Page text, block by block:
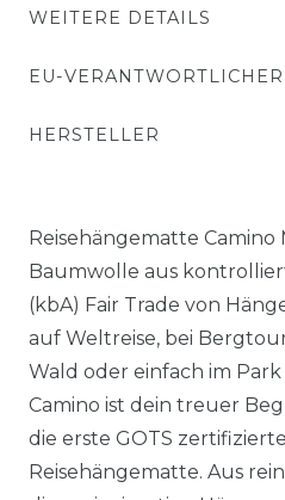
WEITERE DETAILS
EU-VERANTWORTLICHER
HERSTELLER
Reisehängematte Camino
Baumwolle aus
(kbA) Fair Trade von
auf Weltreise, bei
Wald oder einfach im
Camino ist dein treuer
die erste GOTS
Reisehängematte. Aus